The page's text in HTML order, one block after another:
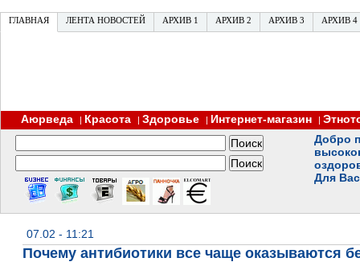
ГЛАВНАЯ ЛЕНТА НОВОСТЕЙ АРХИВ 1 АРХИВ 2 АРХИВ 3 АРХИВ 4
Аюрведа | Красота | Здоровье | Интернет-магазин |
Добро
Для
07.02 - 11:21
Почему антибиотики все чаще оказываются